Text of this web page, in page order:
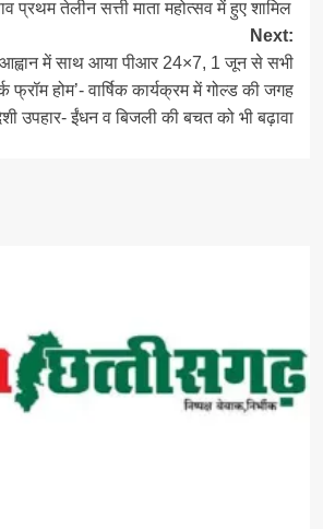
प्रथम तेलीन सत्ती माता महोत्सव में हुए शामिल
Next:
आह्वान में साथ आया पीआर 24×7, 1 जून से सभी
फ्रॉम होम’- वार्षिक कार्यक्रम में गोल्ड की जगह
उपहार- ईंधन व बिजली की बचत को भी बढ़ावा